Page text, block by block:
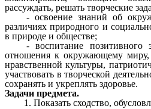
рассуждать, решать творческие
- освоение знаний об
различиях природного и
в природе и обществе;
- воспитание позитивного
отношения к окружающему миру,
нравственной культуры,
участвовать в творческой
сохранять и укреплять здоровье.
Задачи предмета.
Показать сходство,